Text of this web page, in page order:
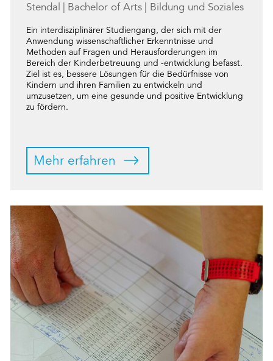
Stendal Bachelor of Arts Bildung und Soziales
Ein interdisziplinärer Studiengang, der sich mit der
Anwendung wissenschaftlicher Erkenntnisse und
Methoden auf Fragen und Herausforderungen im
Bereich der Kinderbetreuung und -entwicklung befasst.
Ziel ist es, bessere Lösungen für die Bedürfnisse von
Kindern und ihren Familien zu entwickeln und
umzusetzen, um eine gesunde und positive Entwicklung
zu fördern.
Mehr erfahren